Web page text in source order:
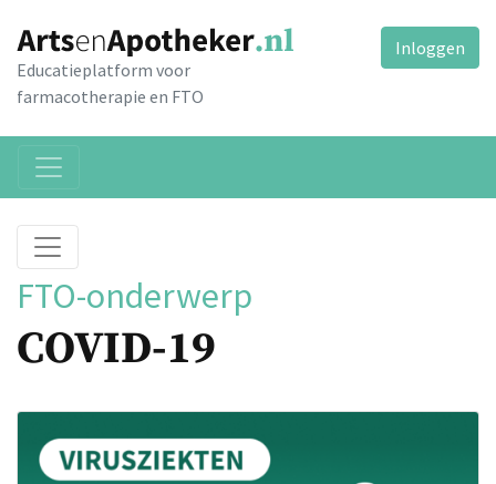
Educatieplatform voor
farmacotherapie en FTO
Inloggen
FTO-onderwerp
COVID-19